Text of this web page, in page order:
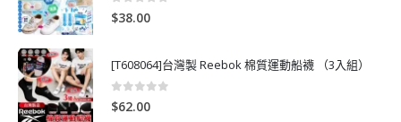
0out of 5
$38.00
[T608064]台灣製 Reebok 棉質運動船襪 （3入組）
0
$62.00